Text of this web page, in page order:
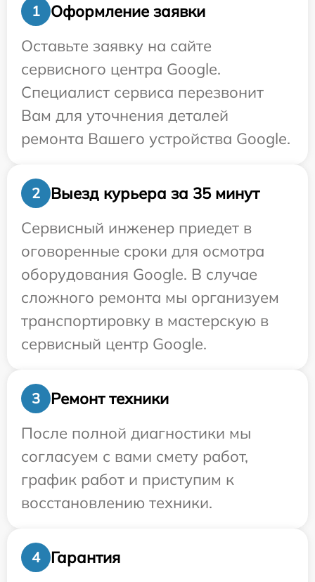
1
Оформление заявки
Оставьте заявку на сайте
сервисного центра Google.
Специалист сервиса перезвонит
Вам для уточнения деталей
ремонта Вашего устройства Google.
2
Выезд курьера за 35 минут
Сервисный инженер приедет в
оговоренные сроки для осмотра
оборудования Google. В случае
сложного ремонта мы организуем
транспортировку в мастерскую в
сервисный центр Google.
3
Ремонт техники
После полной диагностики мы
согласуем с вами смету работ,
график работ и приступим к
восстановлению техники.
4 Гарантия